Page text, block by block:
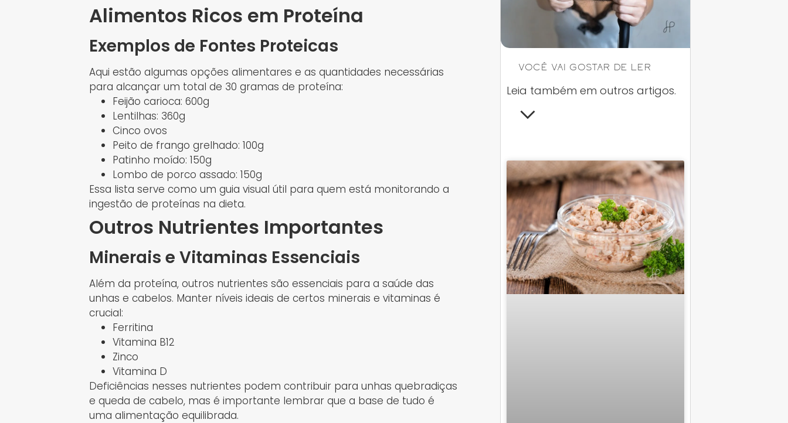
Você Vai Gostar De Ler
Leia também em outros artigos.
Alimentos Ricos em Proteína
Exemplos de Fontes Proteicas
Aqui estão algumas opções alimentares e as quantidades necessárias
para alcançar um total de 30 gramas de proteína:
Feijão carioca: 600g
Lentilhas: 360g
Cinco ovos
Peito de frango grelhado: 100g
Patinho moído: 150g
Lombo de porco assado: 150g
Essa lista serve como um guia visual útil para quem está monitorando a
ingestão de proteínas na dieta.
Outros Nutrientes Importantes
Minerais e Vitaminas Essenciais
Além da proteína, outros nutrientes são essenciais para a saúde das
unhas e cabelos. Manter níveis ideais de certos minerais e vitaminas é
crucial:
Ferritina
Vitamina B12
Zinco
Vitamina D
Deficiências nesses nutrientes podem contribuir para unhas quebradiças
e queda de cabelo, mas é importante lembrar que a base de tudo é
uma alimentação equilibrada.